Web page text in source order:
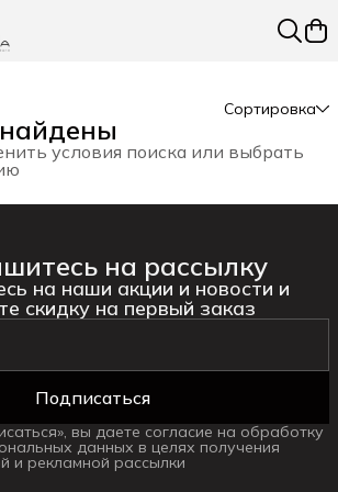
Сортировка
условия поиска или выбрать
на рассылку
на наши акции и новости и
скидку на первый заказ
Подписаться
вы даете согласие на обработку
данных в целях получения
и рекламной рассылки